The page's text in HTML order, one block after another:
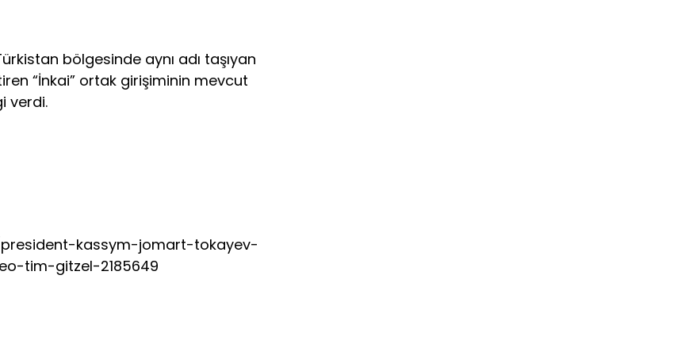
bölgesinde aynı adı taşıyan
“İnkai” ortak girişiminin mevcut
verdi.
kassym-jomart-tokayev-
tim-gitzel-2185649